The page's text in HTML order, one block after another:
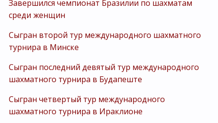
Завершился чемпионат Бразилии по шахматам
среди женщин
Сыгран второй тур международного шахматного
турнира в Минске
Сыгран последний девятый тур международного
шахматного турнира в Будапеште
Сыгран четвертый тур международного
шахматного турнира в Ираклионе